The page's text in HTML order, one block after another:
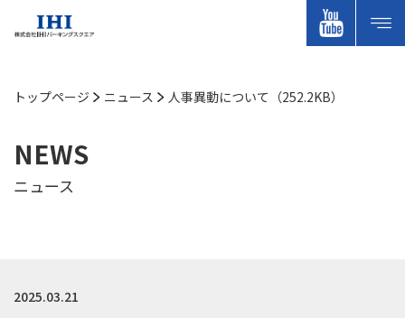
トップページ ニュース 人事異動について（252.2KB）
NEWS
ニュース
2025.03.21